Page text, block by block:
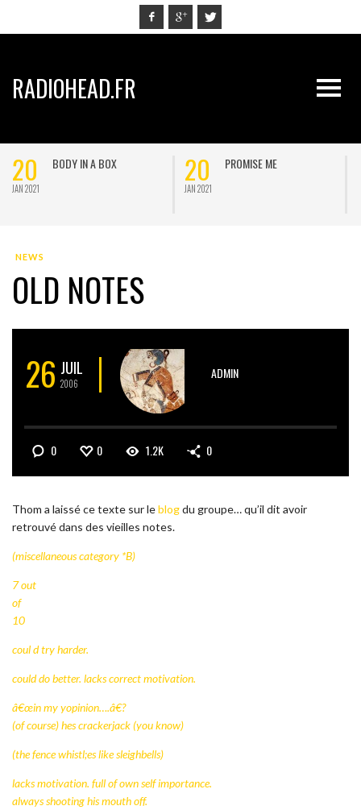
RADIOHEAD.FR
20
JAN 2021
BODY IN A BOX 20
JAN 2021
PROMISE ME
NEWS
OLD NOTES
26 JUIL
2006
ADMIN
0 0 1.2K 0
Thom a laissé ce texte sur leblogdu groupe… qu’il dit avoir
retrouvé dans des vieilles notes.
(miscellaneous category *B)
7 out
of
10
coul d try harder.
could do better. lacks correct motivation.
â€œin my yopinion….â€?
(of course) hes crackerjack (you know)
(the fence whistl;es like sleighbells)
lacks motivation. full of own self importance.
always shooting his mouth off.